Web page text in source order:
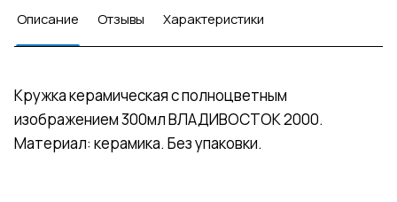
Описание Отзывы Характеристики
Кружка керамическая с полноцветным
изображением 300мл ВЛАДИВОСТОК 2000.
Материал: керамика. Без упаковки.